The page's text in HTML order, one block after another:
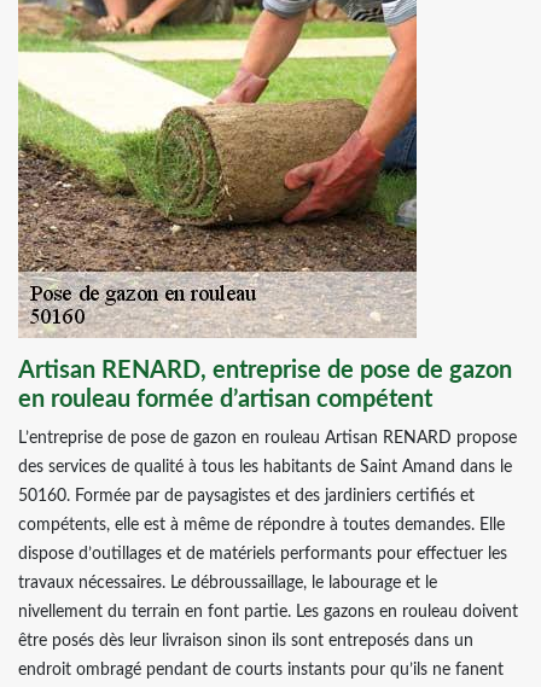
Artisan RENARD, entreprise de pose de gazon
en rouleau formée d’artisan compétent
L’entreprise de pose de gazon en rouleau Artisan RENARD propose
des services de qualité à tous les habitants de Saint Amand dans le
50160. Formée par de paysagistes et des jardiniers certifiés et
compétents, elle est à même de répondre à toutes demandes. Elle
dispose d’outillages et de matériels performants pour effectuer les
travaux nécessaires. Le débroussaillage, le labourage et le
nivellement du terrain en font partie. Les gazons en rouleau doivent
être posés dès leur livraison sinon ils sont entreposés dans un
endroit ombragé pendant de courts instants pour qu’ils ne fanent